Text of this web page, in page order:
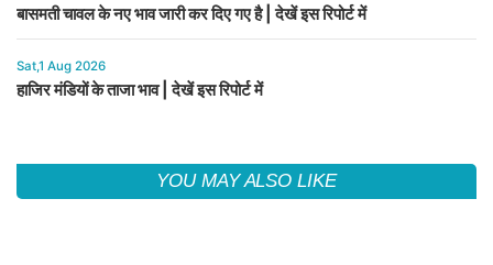
बासमती चावल के नए भाव जारी कर दिए गए है | देखें इस रिपोर्ट में
Sat,1 Aug 2026
हाजिर मंडियों के ताजा भाव | देखें इस रिपोर्ट में
YOU MAY ALSO LIKE